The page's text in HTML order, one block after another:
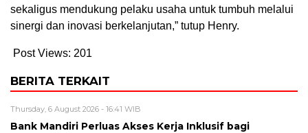
sekaligus mendukung pelaku usaha untuk tumbuh melalui
sinergi dan inovasi berkelanjutan,” tutup Henry.
Post Views: 201
BERITA TERKAIT
Thursday, 6 August 2026 - 16:41 WIB
Bank Mandiri Perluas Akses Kerja Inklusif bagi